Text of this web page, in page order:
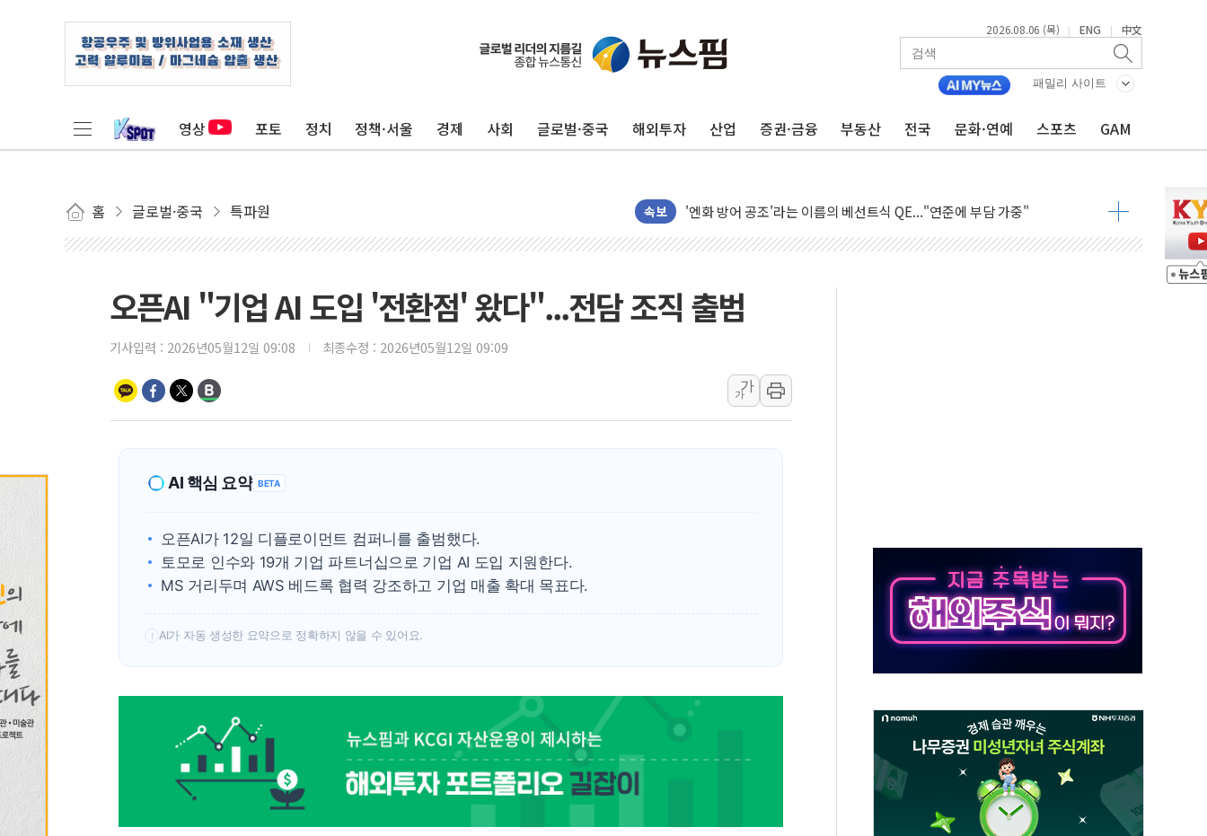
2026.08.06 (목) | ENG | 中文
패밀리 사이트
영상 포토 정치 정책·서울 경제 사회 글로벌·중국 해외투자 산업 증권·금융 부동산 전국 문화·연예 스포츠 GAM
홈 글로벌·중국 특파원 속보
'檢 합수본 참여' 여부 논란...법조계 "법적근거 없어, 위법수집증거 가능성"
'엔화 방어 공조'라는 이름의 베선트식 QE..."연준에 부담 가중"
서울 최고 기온 39도 기록
李대통령 "40도 폭염, 외신에서나 보던 일"…전방위 대응 지시
제주항공, 하반기 객실승무원 공개채용
인도, 차량 간 통신시스템 장착 의무화 추진..."업계 성장 저해" 우려도
Sh수협은행, 상상인증권 인수 추진
법원, 한미 임주현 지분 100억 가압류 결정…4자 연합 균열 조짐
엔씨, '게임스컴 2026'서 글로벌 신작 라인업 공개
롯데백화점, '홈스타일링 페어'…리빙 최대 50% 할인
[AI 카드뉴스] 어린이집·유치원 비상! 수족구병이 다시 유행합니다.
운수업·기업활동 '원스톱'으로...데이터처, 기업 3만1000곳 경제통계조사
오픈AI "기업 AI 도입 '전환점' 왔다"...전담 조직 출범
기사입력 : 2026년05월12일 09:08 최종수정 : 2026년05월12일 09:09
가
가
AI 핵심 요약 BETA
오픈AI가 12일 디플로이먼트 컴퍼니를 출범했다.
토모로 인수와 19개 기업 파트너십으로 기업 AI 도입 지원한다.
MS 거리두며 AWS 베드록 협력 강조하고 기업 매출 확대 목표다.
! AI가 자동 생성한 요약으로 정확하지 않을 수 있어요.